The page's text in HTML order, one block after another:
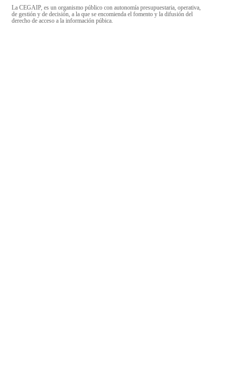
La CEGAIP, es un organismo público con autonomía presupuestaria, operativa,
de gestión y de decisión, a la que se encomienda el fomento y la difusión del
derecho de acceso a la información púbica.